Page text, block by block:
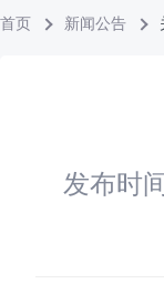
首页 新闻公告
发布时